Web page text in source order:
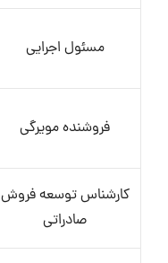
مسئول اجرایی
فروشنده مویرگی
کارشناس توسعه فروش
صادراتی